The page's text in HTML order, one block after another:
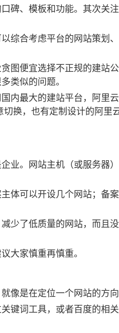
碑、模板和功能。其次关
综合考虑平台的网站策划
图便宜选择不正规的建站
类似的问题。
内最大的建站平台，阿里
换，也有定制设计的阿里
业。网站主机（或服务器
体可以开设几个网站；备
少了低质量的网站，而且
大家慎重再慎重。
像是在定位一个网站的方向
键词工具，或者百度的相